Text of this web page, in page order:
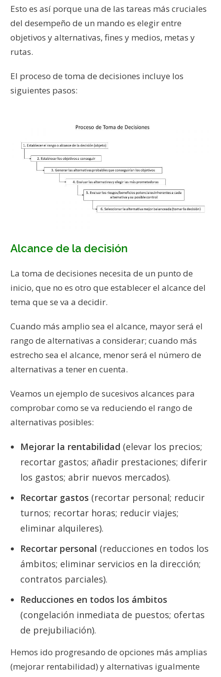
Esto es así porque una de las tareas más cruciales
del desempeño de un mando es elegir entre
objetivos y alternativas, fines y medios, metas y
rutas.
El proceso de toma de decisiones incluye los
siguientes pasos:
Alcance de la decisión
La toma de decisiones necesita de un punto de
inicio, que no es otro que establecer el alcance del
tema que se va a decidir.
Cuando más amplio sea el alcance, mayor será el
rango de alternativas a considerar; cuando más
estrecho sea el alcance, menor será el número de
alternativas a tener en cuenta.
Veamos un ejemplo de sucesivos alcances para
comprobar como se va reduciendo el rango de
alternativas posibles:
Mejorar la rentabilidad (elevar los precios;
recortar gastos; añadir prestaciones; diferir
los gastos; abrir nuevos mercados).
Recortar gastos (recortar personal; reducir
turnos; recortar horas; reducir viajes;
eliminar alquileres).
Recortar personal (reducciones en todos los
ámbitos; eliminar servicios en la dirección;
contratos parciales).
Reducciones en todos los ámbitos
(congelación inmediata de puestos; ofertas
de prejubiliación).
Hemos ido progresando de opciones más amplias
(mejorar rentabilidad) y alternativas igualmente